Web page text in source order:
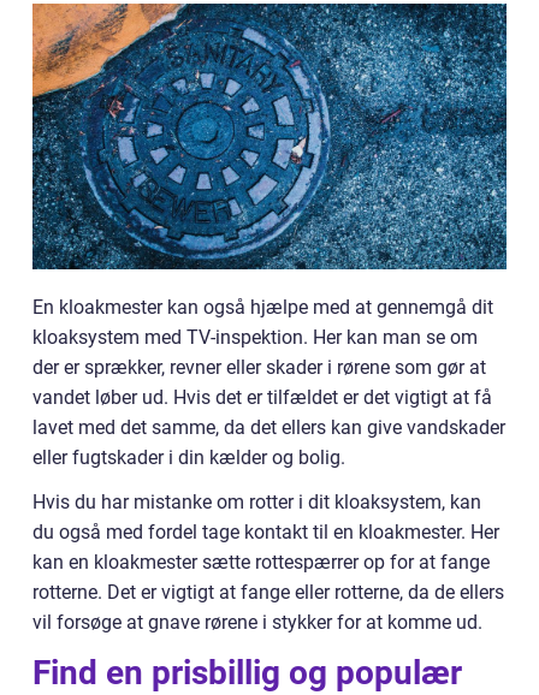
En kloakmester kan også hjælpe med at gennemgå dit
kloaksystem med TV-inspektion. Her kan man se om
der er sprækker, revner eller skader i rørene som gør at
vandet løber ud. Hvis det er tilfældet er det vigtigt at få
lavet med det samme, da det ellers kan give vandskader
eller fugtskader i din kælder og bolig.
Hvis du har mistanke om rotter i dit kloaksystem, kan
du også med fordel tage kontakt til en kloakmester. Her
kan en kloakmester sætte rottespærrer op for at fange
rotterne. Det er vigtigt at fange eller rotterne, da de ellers
vil forsøge at gnave rørene i stykker for at komme ud.
Find en prisbillig og populær